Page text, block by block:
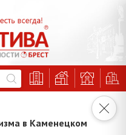
в Каменецком